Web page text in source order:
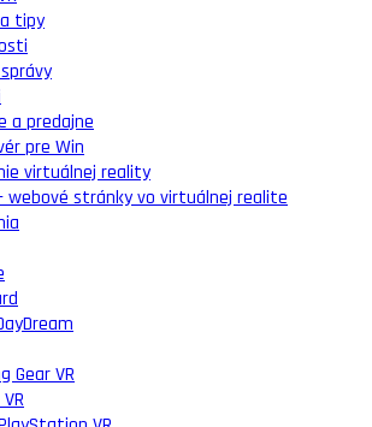
tipy
a predajne
pre Win
virtuálnej reality
webové stránky vo virtuálnej realite
Gear VR